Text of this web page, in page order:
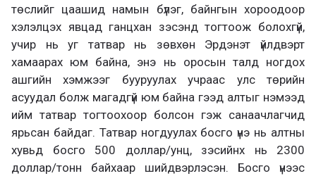
төслийг цаашид намын бүлэг, байнгын хороодоор
хэлэлцэх явцад ганцхан зэсэнд тогтоож болохгүй,
учир нь уг татвар нь зөвхөн Эрдэнэт үйлдвэрт
хамаарах юм байна, энэ нь оросын талд ногдох
ашгийн хэмжээг бууруулах учраас улс төрийн
асуудал болж магадгүй юм байна гээд алтыг нэмээд
ийм татвар тогтоохоор болсон гэж санаачлагчид
ярьсан байдаг. Татвар ногдуулах босго үнэ нь алтны
хувьд босго 500 доллар/унц, зэсийнх нь 2300
доллар/тонн байхаар шийдвэрлэсэн. Босго үнээс